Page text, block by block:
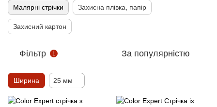
Малярні стрічки Захисна плівка, папір
Захисний картон
Фільтр 1 За популярністю
Ширина 25 мм